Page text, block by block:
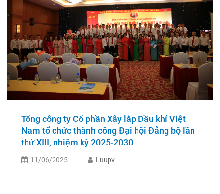
Tổng công ty Cổ phần Xây lắp Dầu khí Việt
Nam tổ chức thành công Đại hội Đảng bộ lần
thứ XIII, nhiệm kỳ 2025-2030
11/06/2025 Luupv